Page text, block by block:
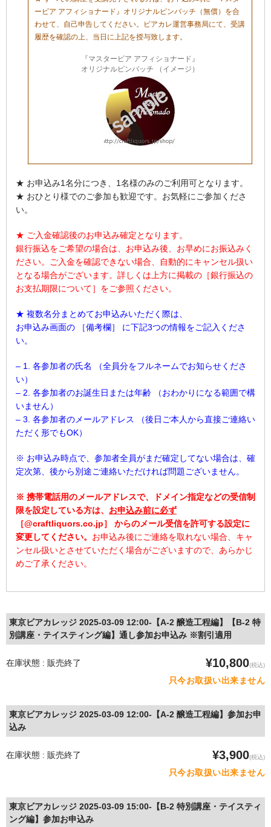
ービア アフィショナード』オリジナルピンバッチ（無償）を合
わせて、自己申告してください。ビアカレ運営事務局にて、受講
履歴を確認の上、当日に上記を授与致します。
『マスタービア アフィショナード』
オリジナルピンバッチ （イメージ）
★ お申込み1名分につき、1名様のみのご利用可となります。
★ おひとり様でのご参加も歓迎です。お気軽にご参加くださ
い。
★ ご入金確認後のお申込み確定となります。
銀行振込をご希望の場合は、お申込み後、お早めにお振込みく
ださい。ご入金を確認できない場合、自動的にキャンセル扱い
となる場合がございます。詳しくは上方に掲載の［銀行振込の
お支払期限について］をご参照ください。
★ 複数名分まとめてお申込みいただく際は、
お申込み画面の ［備考欄］ に下記3つの情報をご記入くださ
い。
– 1. 各参加者の氏名 （全員分をフルネームでお知らせくださ
い）
– 2. 各参加者のお誕生日または年齢 （おわかりになる範囲で構
いません）
– 3. 各参加者のメールアドレス （後日ご本人から直接ご連絡い
ただく形でもOK）
※ お申込み時点で、参加者全員がまだ確定してない場合は、確
定次第、後から別途ご連絡いただければ問題ございません。
※ 携帯電話用のメールアドレスで、ドメイン指定などの受信制
限を設定している方は、 お申込み前に必ず
［@craftliquors.co.jp］ からのメール受信を許可する設定に
変更してください。 お申込み後にご連絡を取れない場合、キャ
ンセル扱いとさせていただく場合がございますので、あらかじ
めご了承ください。
東京ビアカレッジ 2025-03-09 12:00-【A-2 醸造工程編】【B-2 特
別講座・テイスティング編】通し参加お申込み ※割引適用
在庫状態 : 販売終了 ¥10,800(税込)
只今お取扱い出来ません
東京ビアカレッジ 2025-03-09 12:00-【A-2 醸造工程編】参加お申
込み
在庫状態 : 販売終了 ¥3,900(税込)
只今お取扱い出来ません
東京ビアカレッジ 2025-03-09 15:00-【B-2 特別講座・テイスティ
ング編】参加お申込み